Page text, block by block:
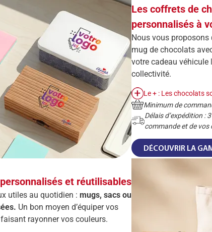
Les coffrets de
personnalisés à
Nous vous
mug de chocolats
votre cadeau véhicule
collectivité.
Le + : Les chocolats
Minimum de
Délais d’expédition :
commande et de vos
DÉCOUVRIR LA
et réutilisables
utiles au quotidien : mugs, sacs ou
Un bon moyen d’équiper vos
rayonner vos couleurs.